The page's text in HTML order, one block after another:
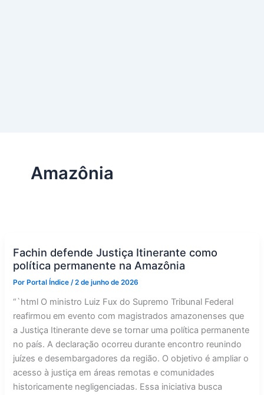
Amazônia
Fachin defende Justiça Itinerante como
política permanente na Amazônia
Por Portal Índice/2 de junho de 2026
“`html O ministro Luiz Fux do Supremo Tribunal Federal
reafirmou em evento com magistrados amazonenses que
a Justiça Itinerante deve se tornar uma política permanente
no país. A declaração ocorreu durante encontro reunindo
juízes e desembargadores da região. O objetivo é ampliar o
acesso à justiça em áreas remotas e comunidades
historicamente negligenciadas. Essa iniciativa busca